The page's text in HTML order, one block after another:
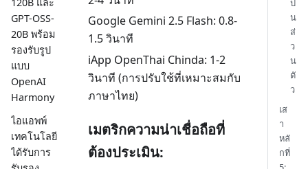
GPT-OSS-
20B พร้อม
รองรับรูป
แบบ
OpenAI
Harmony
ไอแอพพ์
เทคโนโลยี
ได้รับการ
Google Gemini 2.5 Flash: 0.8-
1.5 วินาที
iApp OpenThai Chinda: 1-2
วินาที (การปรับใช้ที่เหมาะสมกับ
ภาษาไทย)
เมตริกความน่าเชื่อถือที่
ต้องประเมิน:
ป็
น
ส่
ว
น
ตั
ว
เส
า
หลั
กที่